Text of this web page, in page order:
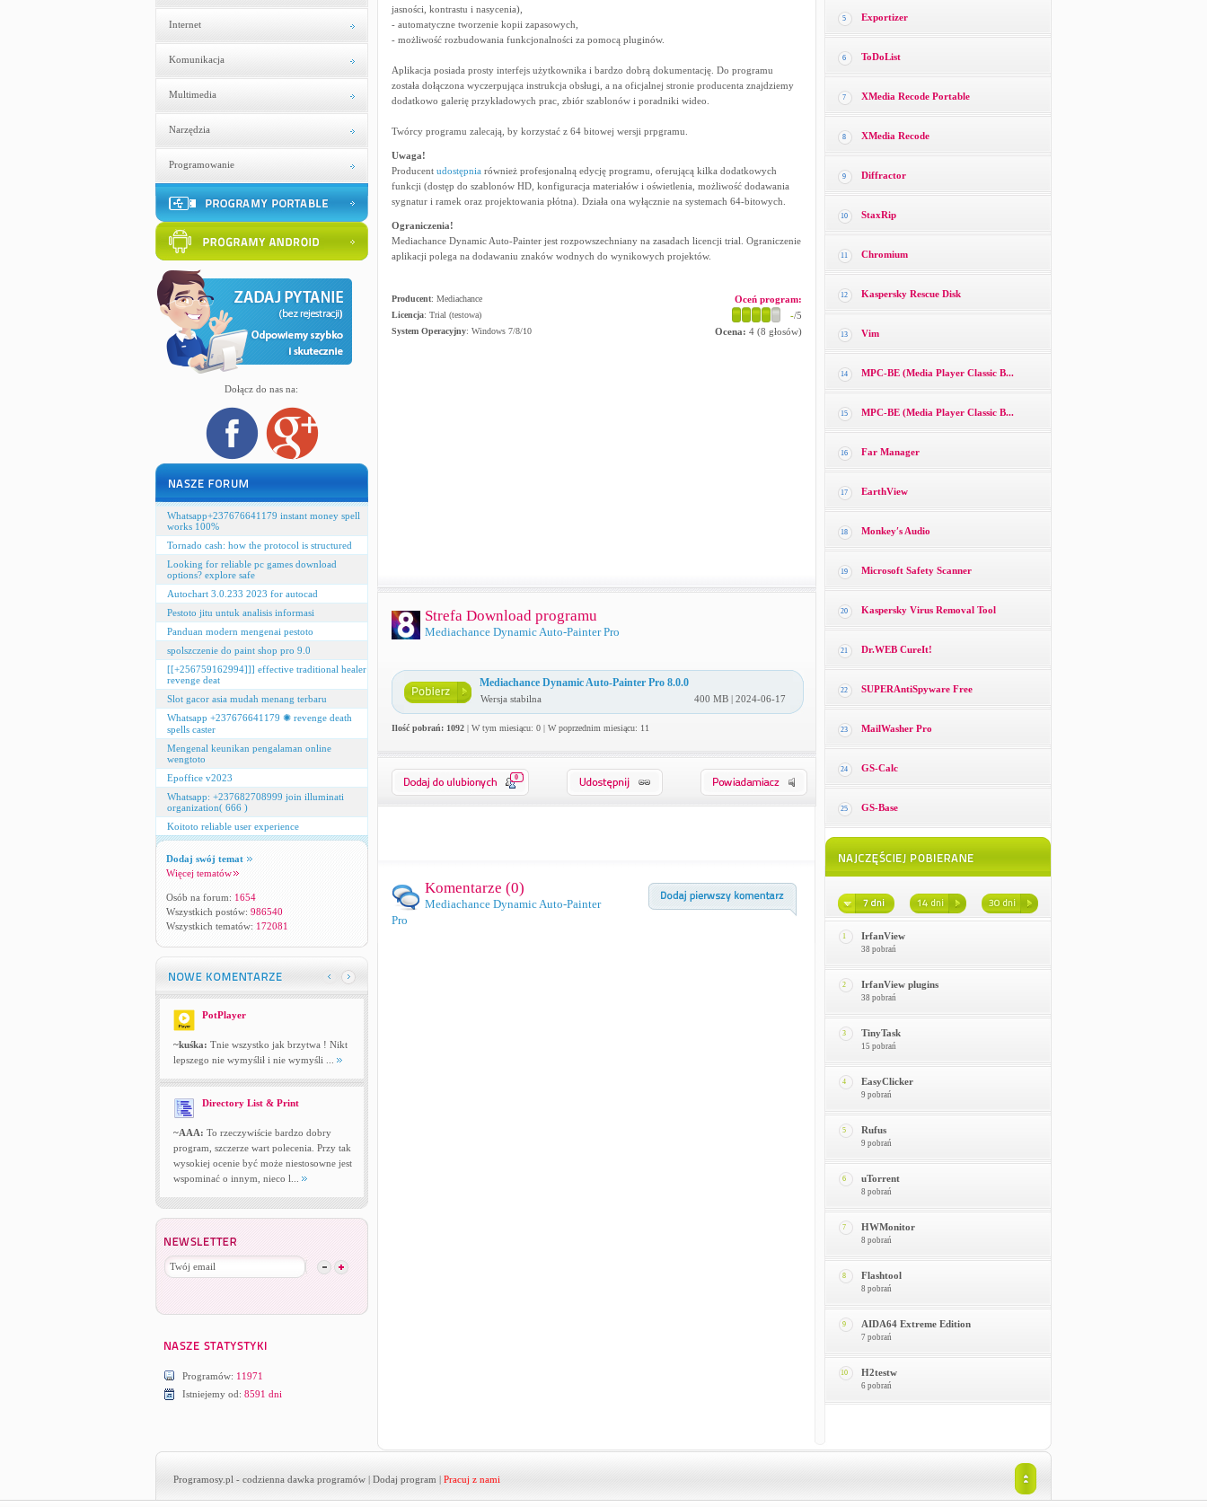
Internet
Komunikacja
Multimedia
Narzędzia
Programowanie
Dołącz do nas na:
Whatsapp+237676641179 instant money spell
works 100%
Tornado cash: how the protocol is structured
Looking for reliable pc games download
options? explore safe
Autochart 3.0.233 2023 for autocad
Pestoto jitu untuk analisis informasi
Panduan modern mengenai pestoto
spolszczenie do paint shop pro 9.0
[[+256759162994]]] effective traditional healer
revenge deat
Slot gacor asia mudah menang terbaru
Whatsapp +237676641179 ✺ revenge death
spells caster
Mengenal keunikan pengalaman online
wengtoto
Epoffice v2023
Whatsapp: +237682708999 join illuminati
organization( 666 )
Koitoto reliable user experience
Dodaj swój temat
Więcej tematów
Osób na forum: 1654
Wszystkich postów: 986540
Wszystkich tematów: 172081
PotPlayer
~kuśka: Tnie wszystko jak brzytwa ! Nikt
lepszego nie wymyślił i nie wymyśli ...
Directory List & Print
~AAA: To rzeczywiście bardzo dobry
program, szczerze wart polecenia. Przy tak
wysokiej ocenie być może niestosowne jest
wspominać o innym, nieco l...
Programów: 11971
Istniejemy od: 8591 dni
jasności, kontrastu i nasycenia),
- automatyczne tworzenie kopii zapasowych,
- możliwość rozbudowania funkcjonalności za pomocą pluginów.
Aplikacja posiada prosty interfejs użytkownika i bardzo dobrą dokumentację. Do programu
została dołączona wyczerpująca instrukcja obsługi, a na oficjalnej stronie producenta znajdziemy
dodatkowo galerię przykładowych prac, zbiór szablonów i poradniki wideo.
Twórcy programu zalecają, by korzystać z 64 bitowej wersji prpgramu.
Uwaga!
Producent udostępniarównież profesjonalną edycję programu, oferującą kilka dodatkowych
funkcji (dostęp do szablonów HD, konfiguracja materiałów i oświetlenia, możliwość dodawania
sygnatur i ramek oraz projektowania płótna). Działa ona wyłącznie na systemach 64-bitowych.
Ograniczenia!
Mediachance Dynamic Auto-Painter jest rozpowszechniany na zasadach licencji trial. Ograniczenie
aplikacji polega na dodawaniu znaków wodnych do wynikowych projektów.
Producent: Mediachance
Licencja: Trial (testowa)
System Operacyjny: Windows 7/8/10
Oceń program:
-/5
Ocena: 4(8 głosów)
Strefa Download programu
Mediachance Dynamic Auto-Painter Pro
Mediachance Dynamic Auto-Painter Pro 8.0.0
Wersja stabilna 400 MB | 2024-06-17
Ilość pobrań: 1092| W tym miesiącu: 0 | W poprzednim miesiącu: 11
0
Komentarze (0)
Mediachance Dynamic Auto-Painter
Pro
5 Exportizer
6 ToDoList
7 XMedia Recode Portable
8 XMedia Recode
9 Diffractor
10 StaxRip
11 Chromium
12 Kaspersky Rescue Disk
13 Vim
14 MPC-BE (Media Player Classic B...
15 MPC-BE (Media Player Classic B...
16 Far Manager
17 EarthView
18 Monkey′s Audio
19 Microsoft Safety Scanner
20 Kaspersky Virus Removal Tool
21 Dr.WEB CureIt!
22 SUPERAntiSpyware Free
23 MailWasher Pro
24 GS-Calc
25 GS-Base
1 IrfanView
38 pobrań
2 IrfanView plugins
38 pobrań
3 TinyTask
15 pobrań
4 EasyClicker
9 pobrań
5 Rufus
9 pobrań
6 uTorrent
8 pobrań
7 HWMonitor
8 pobrań
8 Flashtool
8 pobrań
9 AIDA64 Extreme Edition
7 pobrań
10 H2testw
6 pobrań
Programosy.pl - codzienna dawka programów | Dodaj program | Pracuj z nami